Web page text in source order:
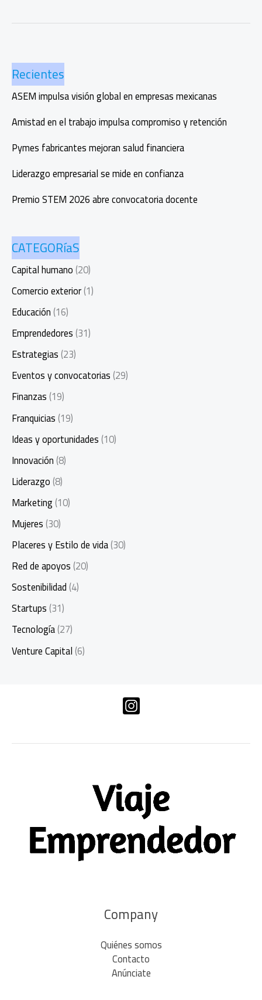
TikTok
Ad
Awards
2026
Recientes
ASEM impulsa visión global en empresas mexicanas
Amistad en el trabajo impulsa compromiso y retención
Pymes fabricantes mejoran salud financiera
Liderazgo empresarial se mide en confianza
Premio STEM 2026 abre convocatoria docente
CATEGORíaS
Capital humano(20)
Comercio exterior(1)
Educación(16)
Emprendedores(31)
Estrategias(23)
Eventos y convocatorias(29)
Finanzas(19)
Franquicias(19)
Ideas y oportunidades(10)
Innovación(8)
Liderazgo(8)
Marketing(10)
Mujeres(30)
Placeres y Estilo de vida(30)
Red de apoyos(20)
Sostenibilidad(4)
Startups(31)
Tecnología(27)
Venture Capital(6)
Company
Quiénes somos
Contacto
Anúnciate